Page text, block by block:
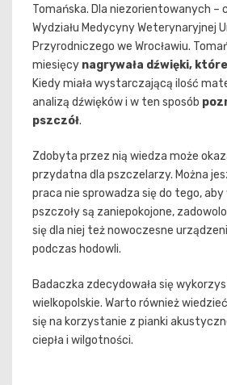
Tomańska. Dla niezorientowanych –
Wydziału Medycyny Weterynaryjnej
Przyrodniczego we Wrocławiu.
miesięcy nagrywała dźwięki,
Kiedy miała wystarczającą ilość
analizą dźwięków i w ten sposób
pszczół.
Zdobyta przez nią wiedza może
przydatna dla pszczelarzy. Można
praca nie sprowadza się do tego,
pszczoły są zaniepokojone,
się dla niej też nowoczesne
podczas hodowli.
Badaczka zdecydowała się
wielkopolskie. Warto również
się na korzystanie z pianki
ciepła i wilgotności.